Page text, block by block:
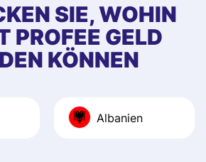
SIE, WOHIN
PROFEE GELD
KÖNNEN
Albanien